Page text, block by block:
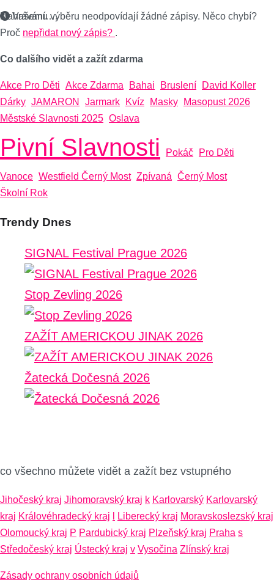
Nahrávání….
Vašemu výběru neodpovídají žádné zápisy. Něco chybí?
Proč nepřidat nový zápis? .
Co dalšího vidět a zažít zdarma
Akce Pro Děti Akce Zdarma Bahai Bruslení
David Koller
Dárky JAMARON Jarmark Kvíz Masky
Masopust 2026
Městské Slavnosti 2025 Oslava
Pivní Slavnosti Pokáč Pro Děti
Vanoce Westfield Černý Most Zpívaná Černý Most
Školní Rok
Trendy Dnes
SIGNAL Festival Prague 2026
Stop Zevling 2026
ZAŽÍT AMERICKOU JINAK 2026
Žatecká Dočesná 2026
co všechno můžete vidět a zažít bez vstupného
Jihočeský kraj Jihomoravský kraj k Karlovarský Karlovarský
kraj Královéhradecký kraj Liberecký kraj Moravskoslezský kraj
Olomoucký kraj P Pardubický kraj Plzeňský kraj Praha s
Středočeský kraj Ústecký kraj v Vysočina Zlínský kraj
Zásady ochrany osobních údajů